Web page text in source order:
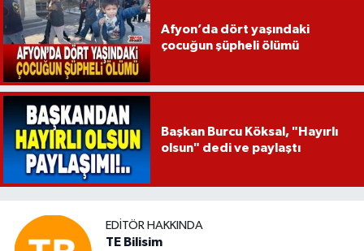
Afyon’da dört yaşındaki
çocuğun şüpheli ölümü
Başkan Burcu Köksal, "Hayırlı
olsun" dedi ve paylaştı
EDITÖR HAKKINDA
TE Bilisim